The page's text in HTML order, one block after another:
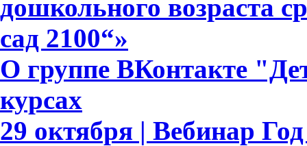
дошкольного возраста
сад 2100“»
О группе ВКонтакте
курсах
29 октября | Вебинар